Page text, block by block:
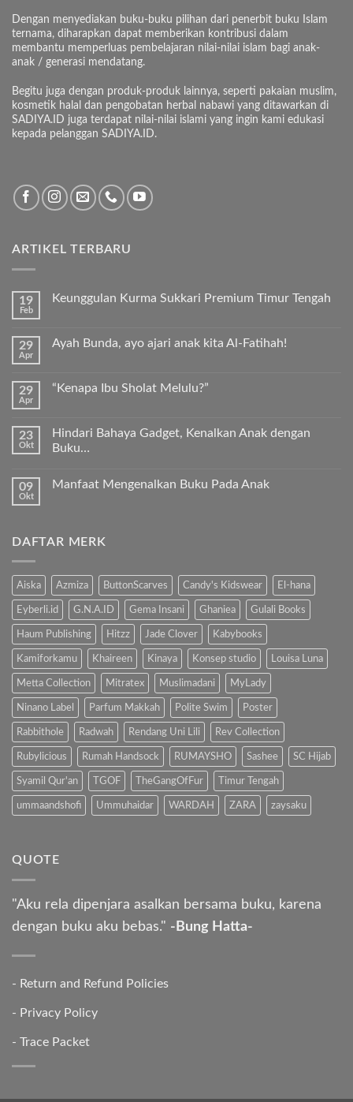
Dengan menyediakan buku-buku pilihan dari penerbit buku Islam
ternama, diharapkan dapat memberikan kontribusi dalam
membantu memperluas pembelajaran nilai-nilai islam bagi anak-
anak / generasi mendatang.
Begitu juga dengan produk-produk lainnya, seperti pakaian muslim,
kosmetik halal dan pengobatan herbal nabawi yang ditawarkan di
SADIYA.ID juga terdapat nilai-nilai islami yang ingin kami edukasi
kepada pelanggan SADIYA.ID.
ARTIKEL TERBARU
19
Feb
Keunggulan Kurma Sukkari Premium Timur Tengah
pada
Premium
29
Apr
Ayah Bunda, ayo ajari anak kita Al-Fatihah!
pada
ajari
kita
29
Apr
“Kenapa Ibu Sholat Melulu?”
pada
“Kenapa
23
Okt
Hindari Bahaya Gadget, Kenalkan Anak dengan
Buku…
komentar
Kenalkan
Anak
09
Okt
Manfaat Mengenalkan Buku Pada Anak
Manfaat
Anak
DAFTAR MERK
Aiska Azmiza ButtonScarves Candy's Kidswear El-hana
Eyberli.id G.N.A.ID Gema Insani Ghaniea Gulali Books
Haum Publishing Hitzz Jade Clover Kabybooks
Kamiforkamu Khaireen Kinaya Konsep studio Louisa Luna
Metta Collection Mitratex Muslimadani MyLady
Ninano Label Parfum Makkah Polite Swim Poster
Rabbithole Radwah Rendang Uni Lili Rev Collection
Rubylicious Rumah Handsock RUMAYSHO Sashee SC Hijab
Syamil Qur'an TGOF TheGangOfFur Timur Tengah
ummaandshofi Ummuhaidar WARDAH ZARA zaysaku
QUOTE
"Aku rela dipenjara asalkan bersama buku, karena
dengan buku aku bebas." -Bung Hatta-
- Return and Refund Policies
- Privacy Policy
- Trace Packet